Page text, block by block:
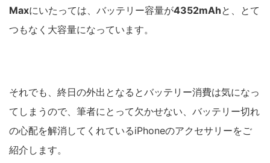
Maxにいたっては、バッテリー容量が4352mAhと、とて
つもなく大容量になっています。
それでも、終日の外出となるとバッテリー消費は気になっ
てしまうので、筆者にとって欠かせない、バッテリー切れ
の心配を解消してくれているiPhoneのアクセサリーをご
紹介します。